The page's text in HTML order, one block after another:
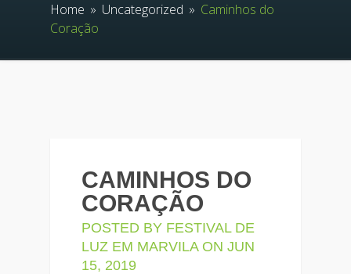
Home » Uncategorized » Caminhos do
Coração
CAMINHOS DO
CORAÇÃO
POSTED BY FESTIVAL DE
LUZ EM MARVILAON JUN
15, 2019